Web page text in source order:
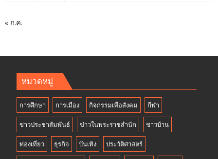
« ก.ค.
หมวดหมู่
การศึกษา การเมือง กิจกรรมเพื่อสังคม กีฬา
ข่าวประชาสัมพันธ์ ข่าวในพระราชสำนัก ชาวบ้าน
ท่องเที่ยว ธุรกิจ บันเทิง ประวัติศาสตร์